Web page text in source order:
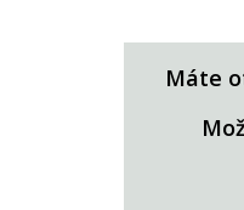
Máte